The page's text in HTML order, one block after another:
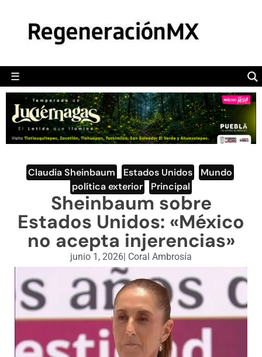
☰
POLÍTICA
CAMALEÓN
OPINIÓN
DEPORTES
ENGLISH SECTION
VIDEOS
Claudia Sheinbaum Estados Unidos Mundo
política exterior
Principal
Sheinbaum sobre
Estados Unidos: «México
no acepta injerencias»
junio 1, 2026| Coral Ambrosía